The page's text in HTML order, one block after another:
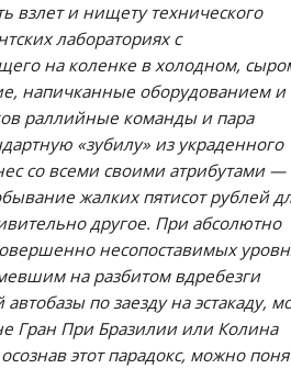
взлет и нищету технического
лабораториях с
на коленке в холодном,
напичканные оборудованием и
раллийные команды и пара
«зубилу» из украденного
со всеми своими атрибутами —
жалких пятисот рублей
другое. При абсолютно
несопоставимых
на разбитом вдребезги
по заезду на эстакаду,
Гран При Бразилии или Колина
этот парадокс, можно